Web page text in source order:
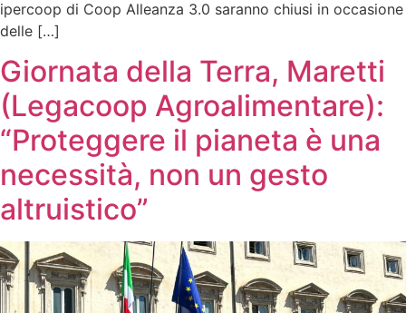
ipercoop di Coop Alleanza 3.0 saranno chiusi in occasione
delle […]
Giornata della Terra, Maretti
(Legacoop Agroalimentare):
“Proteggere il pianeta è una
necessità, non un gesto
altruistico”